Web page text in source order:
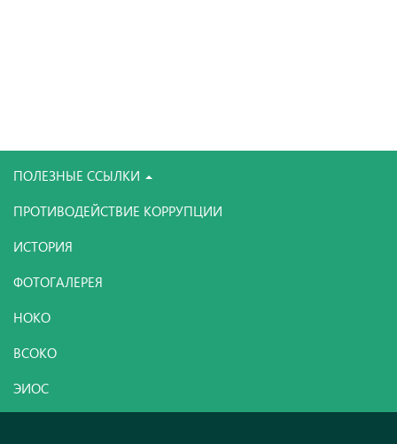
ПОЛЕЗНЫЕ ССЫЛКИ
ПРОТИВОДЕЙСТВИЕ КОРРУПЦИИ
ИСТОРИЯ
ФОТОГАЛЕРЕЯ
НОКО
ВСОКО
ЭИОС